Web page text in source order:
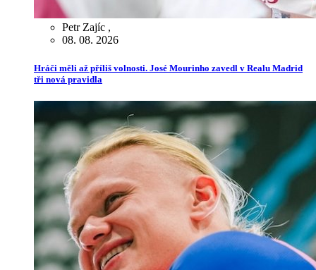
Petr Zajíc ,
08. 08. 2026
Hráči měli až příliš volnosti. José Mourinho zavedl v Realu Madrid
tři nová pravidla